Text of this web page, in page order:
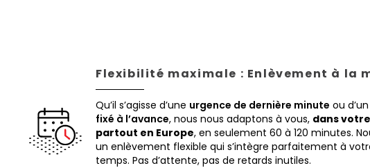
Flexibilité maximale : Enlèvement à la
Qu’il s’agisse d’une urgence de dernière minute ou d’un
fixé à l’avance, nous nous adaptons à vous, dans
partout en Europe, en seulement 60 à 120 minutes.
un enlèvement flexible qui s’intègre parfaitement à
temps. Pas d’attente, pas de retards inutiles.